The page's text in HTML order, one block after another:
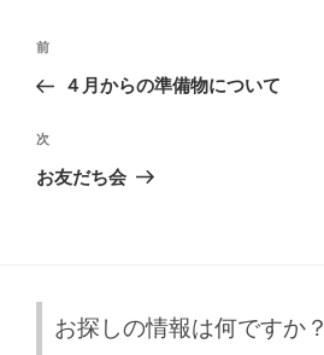
投
ビ
ゲ
ン
前
の
稿
前
４月からの準備物について
次
の
次
お友だち会
お探しの情報は何ですか？